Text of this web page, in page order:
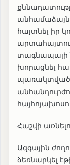
հայտնել իր
տագնապալի
խորացնել
Հաշվի
Ազգային
ձեռնարկել